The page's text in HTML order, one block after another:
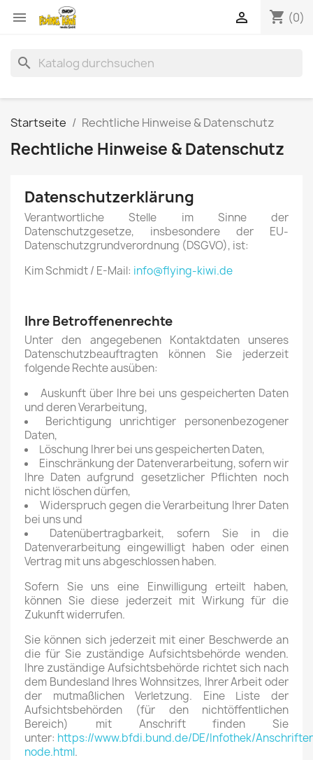
 shopping_cart (0)

search
Startseite Rechtliche Hinweise & Datenschutz
Rechtliche Hinweise & Datenschutz
Datenschutzerklärung
Verantwortliche Stelle im Sinne der
Datenschutzgesetze, insbesondere der EU-
Datenschutzgrundverordnung (DSGVO), ist:
Kim Schmidt / E-Mail: info@flying-kiwi.de
Ihre Betroffenenrechte
Unter den angegebenen Kontaktdaten unseres
Datenschutzbeauftragten können Sie jederzeit
folgende Rechte ausüben:
Auskunft über Ihre bei uns gespeicherten Daten
und deren Verarbeitung,
Berichtigung unrichtiger personenbezogener
Daten,
Löschung Ihrer bei uns gespeicherten Daten,
Einschränkung der Datenverarbeitung, sofern wir
Ihre Daten aufgrund gesetzlicher Pflichten noch
nicht löschen dürfen,
Widerspruch gegen die Verarbeitung Ihrer Daten
bei uns und
Datenübertragbarkeit, sofern Sie in die
Datenverarbeitung eingewilligt haben oder einen
Vertrag mit uns abgeschlossen haben.
Sofern Sie uns eine Einwilligung erteilt haben,
können Sie diese jederzeit mit Wirkung für die
Zukunft widerrufen.
Sie können sich jederzeit mit einer Beschwerde an
die für Sie zuständige Aufsichtsbehörde wenden.
Ihre zuständige Aufsichtsbehörde richtet sich nach
dem Bundesland Ihres Wohnsitzes, Ihrer Arbeit oder
der mutmaßlichen Verletzung. Eine Liste der
Aufsichtsbehörden (für den nichtöffentlichen
Bereich) mit Anschrift finden Sie
unter: https://www.bfdi.bund.de/DE/Infothek/
node.html.